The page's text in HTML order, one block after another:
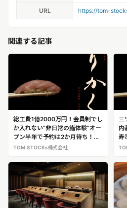
URL https://tom-
関連する記事
総工費1億2000万円！会員制でし
か入れない“非日常の鮨体験”オー
プン半年で予約は2か月待ち！麻
布の“超高級隠れ家”「鮨 りかく」
TOM.STOCKs株式会社
三
内
寿
元
布